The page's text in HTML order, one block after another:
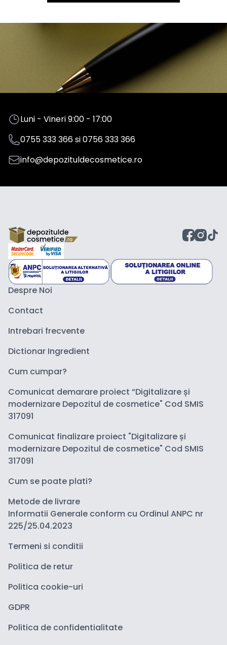
Luni - Vineri 9:00 - 17:00
0755 333 366si0756 333 366
info@depozituldecosmetice.ro
Despre Noi
Contact
Intrebari frecvente
Dictionar Ingredient
Cum cumpar?
Comunicat demarare proiect “Digitalizare și
modernizare Depozitul de cosmetice" Cod SMIS
317091
Comunicat finalizare proiect "Digitalizare și
modernizare Depozitul de cosmetice" Cod SMIS
317091
Cum se poate plati?
Metode de livrare
Informatii Generale conform cu Ordinul ANPC nr
225/25.04.2023
Termeni si conditii
Politica de retur
Politica cookie-uri
GDPR
Politica de confidentialitate